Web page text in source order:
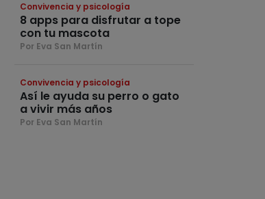
Convivencia y psicología
8 apps para disfrutar a tope
con tu mascota
Por Eva San Martín
Convivencia y psicología
Así le ayuda su perro o gato
a vivir más años
Por Eva San Martín